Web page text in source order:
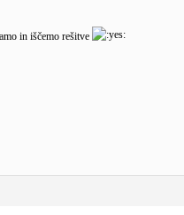
in iščemo rešitve